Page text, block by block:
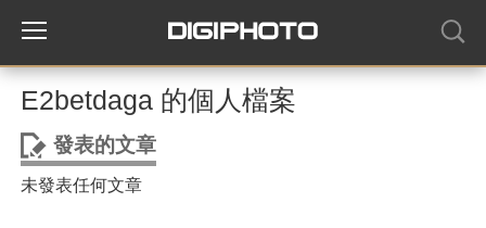
E2betdaga 的個人檔案
發表的文章
未發表任何文章